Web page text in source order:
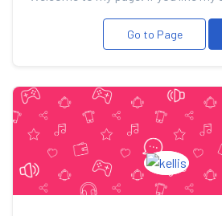
Go to Page